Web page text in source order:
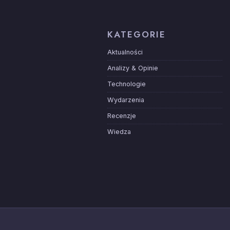
KATEGORIE
Aktualności
Analizy & Opinie
Technologie
Wydarzenia
Recenzje
Wiedza